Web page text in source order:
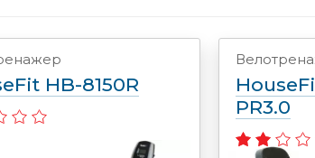
HB-8150R
PR3.0